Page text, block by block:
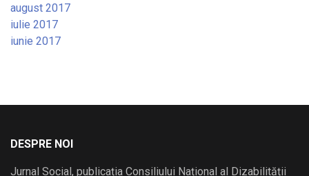
august 2017
iulie 2017
iunie 2017
DESPRE NOI
Jurnal Social, publicația Consiliului Național al Dizabilității